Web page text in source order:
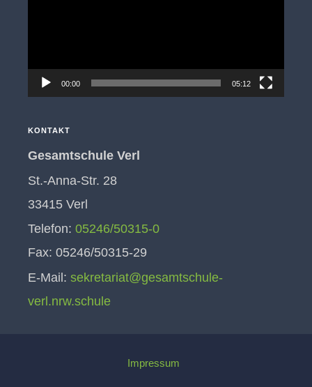
00:00 05:12
KONTAKT
Gesamtschule Verl
St.-Anna-Str. 28
33415 Verl
Telefon: 05246/50315-0
Fax: 05246/50315-29
E-Mail: sekretariat@gesamtschule-
verl.nrw.schule
Impressum